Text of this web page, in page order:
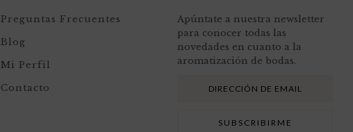
Preguntas Frecuentes
Blog
Mi Perfil
Contacto
Apúntate a nuestra newsletter
para conocer todas las
novedades en cuanto a la
aromatización de bodas.